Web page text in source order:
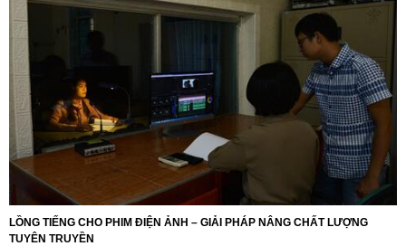
LỒNG TIẾNG CHO PHIM ĐIỆN ẢNH – GIẢI PHÁP NÂNG CHẤT LƯỢNG
TUYÊN TRUYỀN